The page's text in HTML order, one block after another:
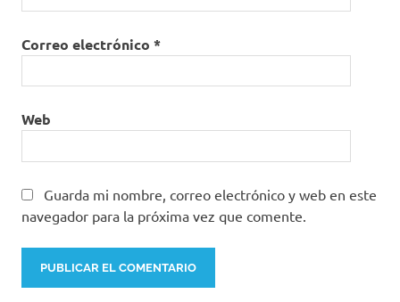
Correo electrónico *
Web
Guarda mi nombre, correo electrónico y web en este
navegador para la próxima vez que comente.